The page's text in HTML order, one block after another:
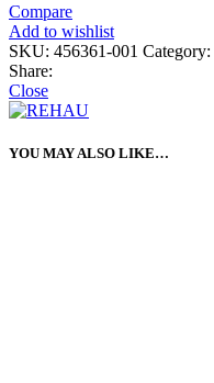
Compare
Add to wishlist
SKU: 456361-001 Category:
Share:
Close
YOU MAY ALSO LIKE…